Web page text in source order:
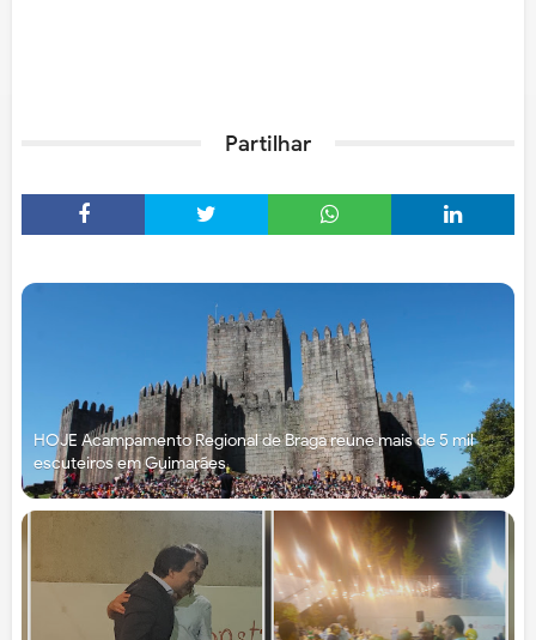
Partilhar
HOJE Acampamento Regional de Braga reúne mais de 5 mil
escuteiros em Guimarães